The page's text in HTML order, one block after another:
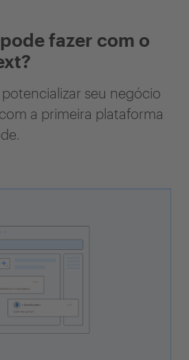
fazer com o
seu negócio
a primeira plataforma